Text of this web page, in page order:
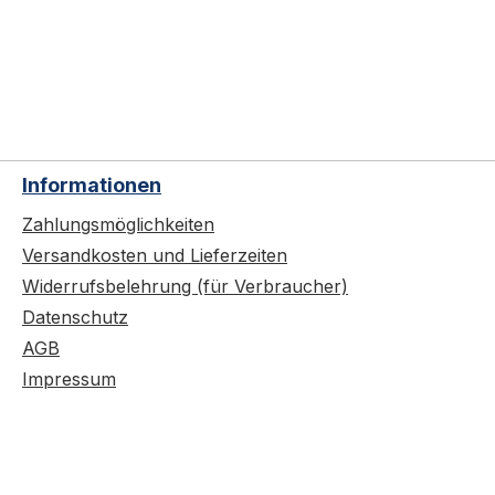
Informationen
Zahlungsmöglichkeiten
Versandkosten und Lieferzeiten
Widerrufsbelehrung (für Verbraucher)
Datenschutz
AGB
Impressum